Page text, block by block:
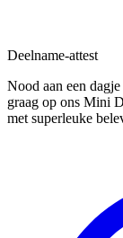
Deelname-attest
Nood aan een
graag op ons Mini
met superleuke